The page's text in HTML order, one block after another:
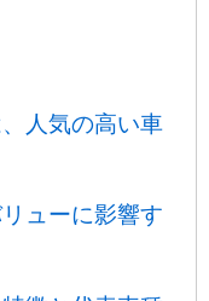
人気の高い車
ューに影響す